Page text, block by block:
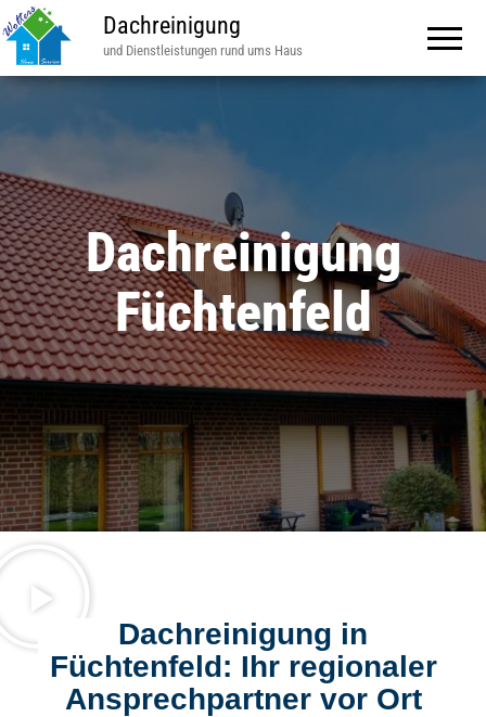
Dachreinigung
und Dienstleistungen rund ums Haus
Dachreinigung
Füchtenfeld
Dachreinigung in
Füchtenfeld: Ihr regionaler
Ansprechpartner vor Ort